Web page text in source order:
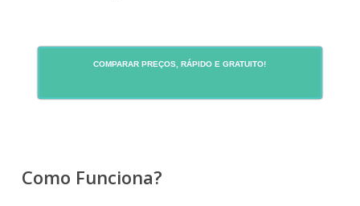
COMPARAR PREÇOS, RÁPIDO E GRATUITO!
Como Funciona?